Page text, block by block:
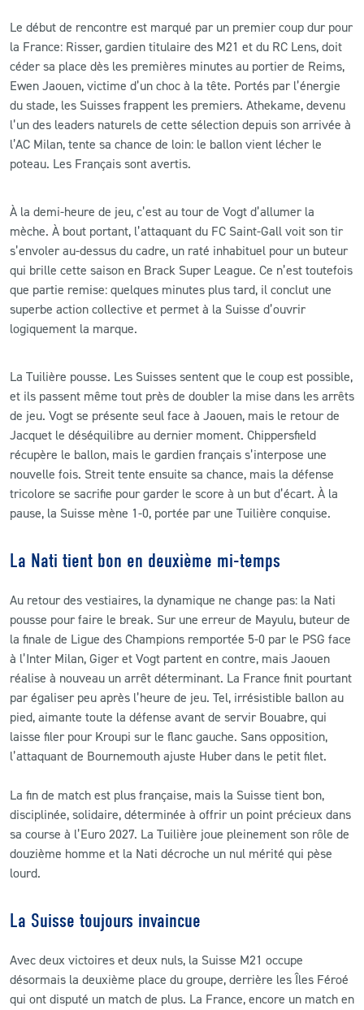
Le début de rencontre est marqué par un premier coup dur pour
la France: Risser, gardien titulaire des M21 et du RC Lens, doit
céder sa place dès les premières minutes au portier de Reims,
Ewen Jaouen, victime d’un choc à la tête. Portés par l’énergie
du stade, les Suisses frappent les premiers. Athekame, devenu
l’un des leaders naturels de cette sélection depuis son arrivée à
l’AC Milan, tente sa chance de loin: le ballon vient lécher le
poteau. Les Français sont avertis.
À la demi-heure de jeu, c’est au tour de Vogt d’allumer la
mèche. À bout portant, l’attaquant du FC Saint-Gall voit son tir
s’envoler au-dessus du cadre, un raté inhabituel pour un buteur
qui brille cette saison en Brack Super League. Ce n’est toutefois
que partie remise: quelques minutes plus tard, il conclut une
superbe action collective et permet à la Suisse d’ouvrir
logiquement la marque.
La Tuilière pousse. Les Suisses sentent que le coup est possible,
et ils passent même tout près de doubler la mise dans les arrêts
de jeu. Vogt se présente seul face à Jaouen, mais le retour de
Jacquet le déséquilibre au dernier moment. Chippersfield
récupère le ballon, mais le gardien français s’interpose une
nouvelle fois. Streit tente ensuite sa chance, mais la défense
tricolore se sacrifie pour garder le score à un but d’écart. À la
pause, la Suisse mène 1-0, portée par une Tuilière conquise.
La Nati tient bon en deuxième mi-temps
Au retour des vestiaires, la dynamique ne change pas: la Nati
pousse pour faire le break. Sur une erreur de Mayulu, buteur de
la finale de Ligue des Champions remportée 5-0 par le PSG face
à l’Inter Milan, Giger et Vogt partent en contre, mais Jaouen
réalise à nouveau un arrêt déterminant. La France finit pourtant
par égaliser peu après l’heure de jeu. Tel, irrésistible ballon au
pied, aimante toute la défense avant de servir Bouabre, qui
laisse filer pour Kroupi sur le flanc gauche. Sans opposition,
l’attaquant de Bournemouth ajuste Huber dans le petit filet.
La fin de match est plus française, mais la Suisse tient bon,
disciplinée, solidaire, déterminée à offrir un point précieux dans
sa course à l’Euro 2027. La Tuilière joue pleinement son rôle de
douzième homme et la Nati décroche un nul mérité qui pèse
lourd.
La Suisse toujours invaincue
Avec deux victoires et deux nuls, la Suisse M21 occupe
désormais la deuxième place du groupe, derrière les Îles Féroé
qui ont disputé un match de plus. La France, encore un match en